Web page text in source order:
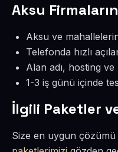
Aksu
Aksu ve
Telefonda hızlı
Alan adı, hosting
1-3 iş günü içinde
İlgili Paketler
Size en uygun çözümü